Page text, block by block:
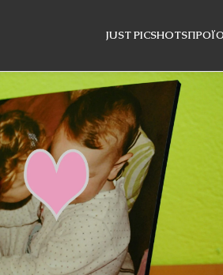
JUST PICSHOTS